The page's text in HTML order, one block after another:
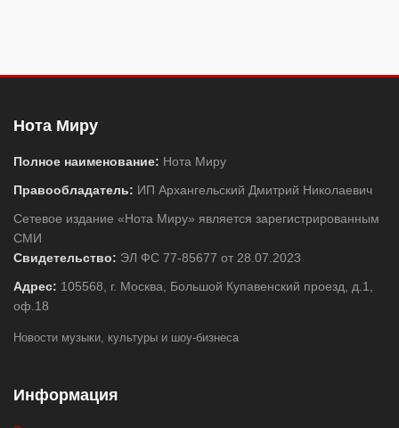
Нота Миру
Полное наименование: Нота Миру
Правообладатель: ИП Архангельский Дмитрий Николаевич
Сетевое издание «Нота Миру» является зарегистрированным
СМИ
Свидетельство: ЭЛ ФС 77-85677 от 28.07.2023
Адрес: 105568, г. Москва, Большой Купавенский проезд, д.1,
оф.18
Новости музыки, культуры и шоу-бизнеса
Информация